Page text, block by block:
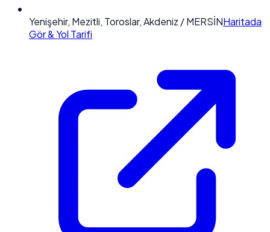
Yenişehir, Mezitli, Toroslar, Akdeniz / MERSİNHaritada
Gör & Yol Tarifi